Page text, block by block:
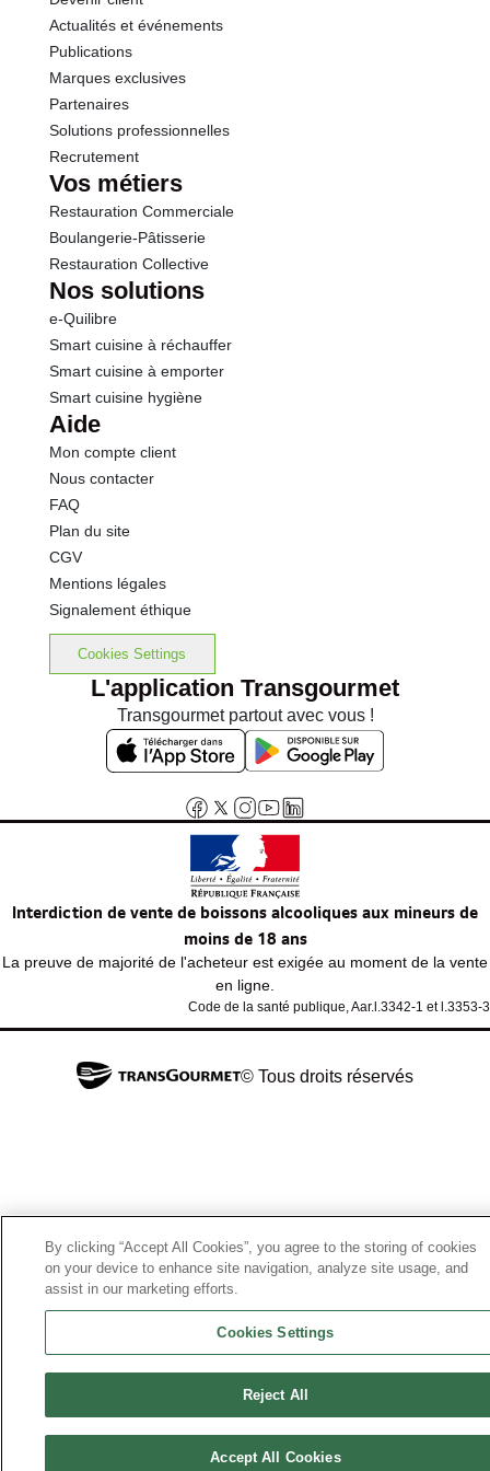
Sel
Actualités et événements
Publications
Marques exclusives
Partenaires
Solutions professionnelles
Recrutement
Vos métiers
Restauration Commerciale
Boulangerie-Pâtisserie
Restauration Collective
Nos solutions
e-Quilibre
Smart cuisine à réchauffer
Smart cuisine à emporter
Smart cuisine hygiène
Aide
Mon compte client
Nous contacter
FAQ
Plan du site
CGV
Mentions légales
Signalement éthique
Cookies Settings
L'application Transgourmet
Transgourmet partout avec vous !
Interdiction de vente de boissons alcooliques aux mineurs de
moins de 18 ans
La preuve de majorité de l'acheteur est exigée au moment de la vente
en ligne.
Code de la santé publique, Aar.l.3342-1 et l.3353-3
© Tous droits réservés
By clicking “Accept All Cookies”, you agree to the storing of cookies
on your device to enhance site navigation, analyze site usage, and
assist in our marketing efforts.
Cookies Settings
Reject All
Accept All Cookies